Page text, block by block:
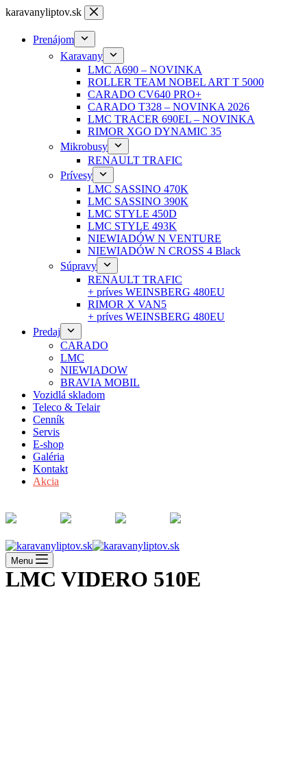
Skip
content
karavanyliptov.sk
Prenájom
Karavany
LMC A690 – NOVINKA
ROLLER TEAM NOBEL ART T 5000
CARADO CV640 PRO+
CARADO T328 – NOVINKA 2026
LMC TRACER 690EL – NOVINKA
RIMOR XGO DYNAMIC 35
Mikrobusy
RENAULT TRAFIC
Prívesy
LMC SASSINO 470K
LMC SASSINO 390K
LMC STYLE 450D
LMC STYLE 493K
NIEWIADÓW N VENTURE
NIEWIADÓW N CROSS 4 Black
Súpravy
RENAULT TRAFIC
+ príves WEINSBERG 480EU
RIMOR X VAN5
+ príves WEINSBERG 480EU
Predaj
CARADO
LMC
NIEWIADOW
BRAVIA MOBIL
Vozidlá skladom
Teleco & Telair
Cenník
Servis
E-shop
Galéria
Kontakt
Akcia
Menu
LMC VIDERO 510E